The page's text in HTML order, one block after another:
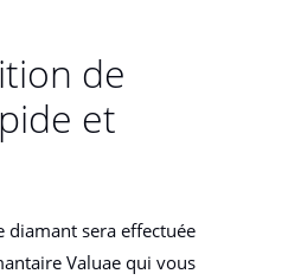
de
et
diamant sera effectuée
Valuae qui vous